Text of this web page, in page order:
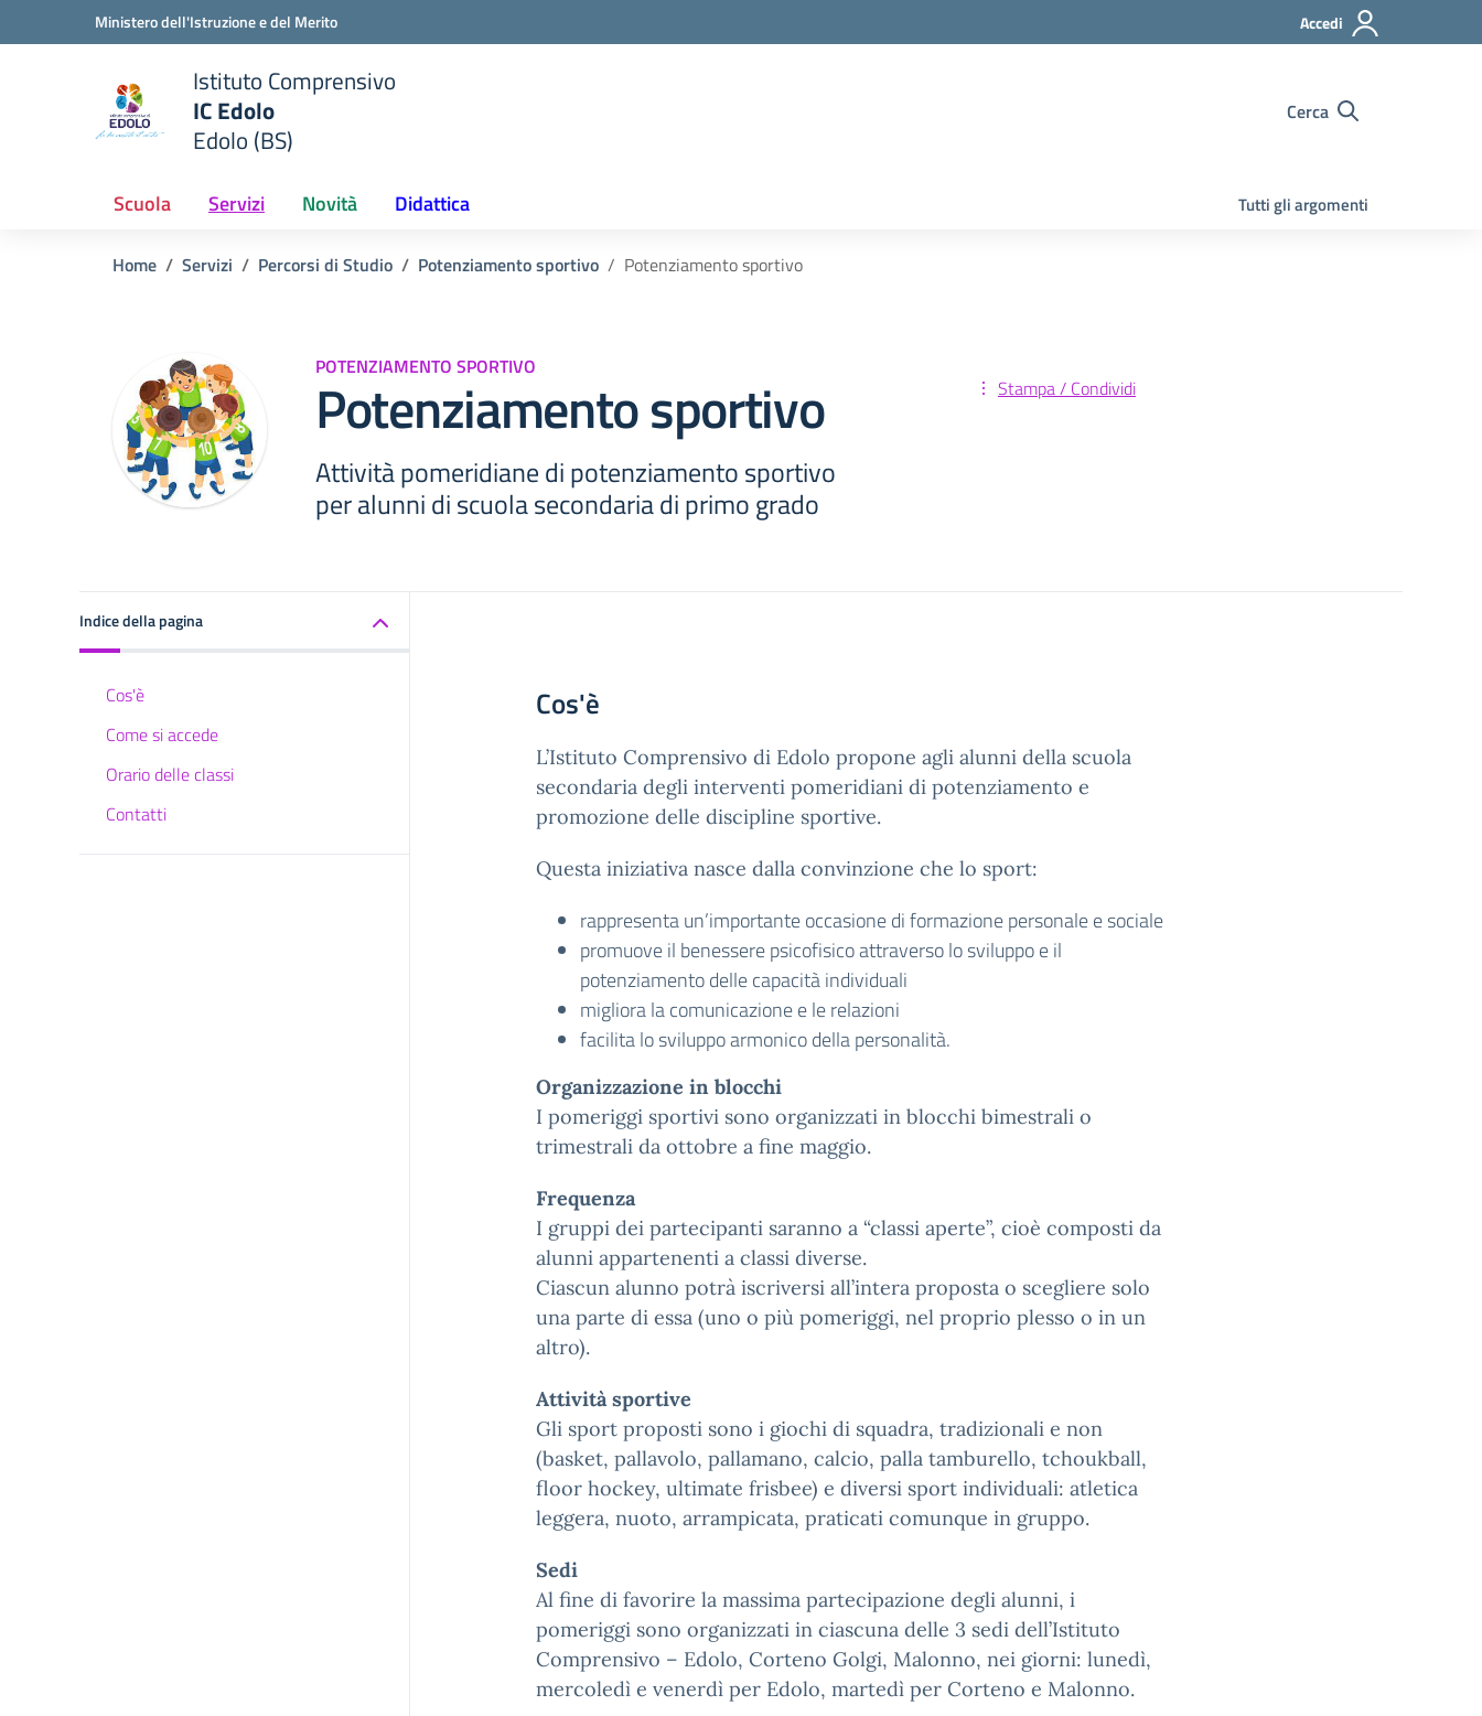
Vai ai contenuti
Vai al menu di navigazioneMinistero dell'Istruzione e del Merito Accedi
scuola
Istituto Comprensivo
IC Edolo
Edolo (BS)
Cerca
Scuola Servizi Novità Didattica Tutti gli argomenti
Home Servizi Percorsi di Studio Potenziamento sportivo Potenziamento sportivo
POTENZIAMENTO SPORTIVO
Potenziamento sportivo
Attività pomeridiane di potenziamento sportivo
per alunni di scuola secondaria di primo grado
Stampa / Condividi
Indice della pagina
Cos'è
Come si accede
Orario delle classi
Contatti
Cos'è
L’Istituto Comprensivo di Edolo propone agli alunni della scuola
secondaria degli interventi pomeridiani di potenziamento e
promozione delle discipline sportive.
Questa iniziativa nasce dalla convinzione che lo sport:
rappresenta un’importante occasione di formazione personale e sociale
promuove il benessere psicofisico attraverso lo sviluppo e il
potenziamento delle capacità individuali
migliora la comunicazione e le relazioni
facilita lo sviluppo armonico della personalità.
Organizzazione in blocchi
I pomeriggi sportivi sono organizzati in blocchi bimestrali o
trimestrali da ottobre a fine maggio.
Frequenza
I gruppi dei partecipanti saranno a “classi aperte”, cioè composti da
alunni appartenenti a classi diverse.
Ciascun alunno potrà iscriversi all’intera proposta o scegliere solo
una parte di essa (uno o più pomeriggi, nel proprio plesso o in un
altro).
Attività sportive
Gli sport proposti sono i giochi di squadra, tradizionali e non
(basket, pallavolo, pallamano, calcio, palla tamburello, tchoukball,
floor hockey, ultimate frisbee) e diversi sport individuali: atletica
leggera, nuoto, arrampicata, praticati comunque in gruppo.
Sedi
Al fine di favorire la massima partecipazione degli alunni, i
pomeriggi sono organizzati in ciascuna delle 3 sedi dell’Istituto
Comprensivo – Edolo, Corteno Golgi, Malonno, nei giorni: lunedì,
mercoledì e venerdì per Edolo, martedì per Corteno e Malonno.